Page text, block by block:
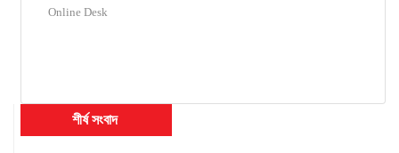
Online Desk
শীর্ষ সংবাদ